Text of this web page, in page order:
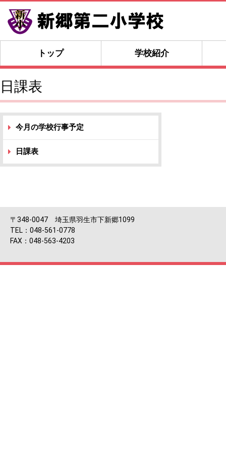
トップ 学校紹介
日課表
今月の学校行事予定
日課表
〒348-0047 埼玉県羽生市下新郷1099
TEL：048-561-0778
FAX：048-563-4203